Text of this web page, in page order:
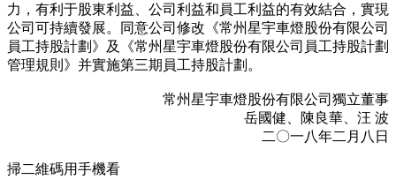
力，有利于股東利益、公司利益和員工利益的有效結合，實現
公司可持續發展。同意公司修改《常州星宇車燈股份有限公司
員工持股計劃》及《常州星宇車燈股份有限公司員工持股計劃
管理規則》并實施第三期員工持股計劃。
常州星宇車燈股份有限公司獨立董事
岳國健、陳良華、汪 波
二〇一八年二月八日
掃二維碼用手機看